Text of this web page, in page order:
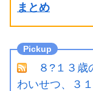
まとめ
８?１３歳
わいせつ、３